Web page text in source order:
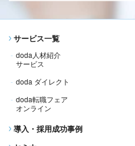
サービス一覧
doda人材紹介
サービス
doda ダイレクト
doda転職フェア
オンライン
導入・採用成功事例